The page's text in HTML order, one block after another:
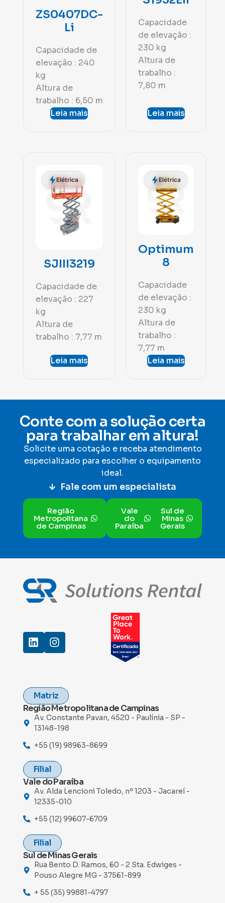
ZS0407DC-
Li
Capacidade de
elevação : 240
kg
Altura de
trabalho : 6,50 m
Leia mais
Capacidade
de elevação :
230 kg
Altura de
trabalho :
7,80 m
Leia mais
Elétrica
SJIII3219
Capacidade de
elevação : 227
kg
Altura de
trabalho : 7,77 m
Leia mais
Elétrica
Optimum
8
Capacidade
de elevação :
230 kg
Altura de
trabalho :
7,77 m
Leia mais
Conte com a solução certa
para trabalhar em altura!
Solicite uma cotação e receba atendimento
especializado para escolher o equipamento
ideal.
Fale com um especialista
Região
Metropolitana
de Campinas
Vale
do
Paraíba
Sul de
MInas
Gerais
Matriz
Região Metropolitana de Campinas
Av. Constante Pavan, 4520 - Paulínia - SP -
13148-198
+55 (19) 98963-8699
Filial
Vale do Paraíba
Av. Alda Lencioni Toledo, nº 1203 - Jacareí -
12335-010
+55 (12) 99607-6709
Filial
Sul de Minas Gerais
Rua Bento D. Ramos, 60 - 2 Sta. Edwiges -
Pouso Alegre MG - 37561-899
+ 55 (35) 99881-4797